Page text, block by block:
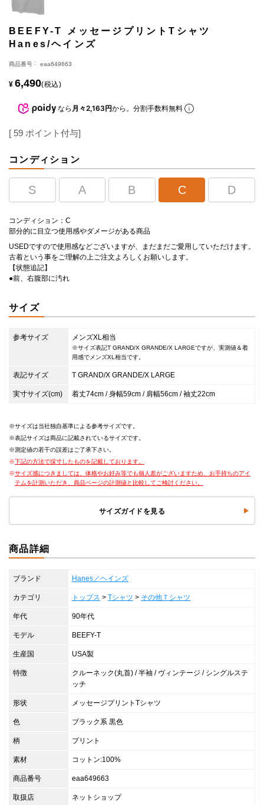
BEEFY-T メッセージプリントTシャツ
Hanes/ヘインズ
商品番号 eaa649663
¥ 6,490 税込
なら 月々2,163円から。分割手数料無料
[ 59 ポイント付与]
コンディション
S A B C D
コンディション：C
部分的に目立つ使用感やダメージがある商品
USEDですので使用感などございますが、まだまだご愛用していただけます。
古着という事をご理解の上ご注文よろしくお願いします。
【状態追記】
●前、右腹部に汚れ
サイズ
参考サイズ メンズXL相当
※サイズ表記T GRAND/X GRANDE/X LARGEですが、実測値＆着
用感でメンズXL相当です。
表記サイズ T GRAND/X GRANDE/X LARGE
実寸サイズ(cm) 着丈74cm / 身幅59cm / 肩幅56cm / 袖丈22cm
サイズは当社独自基準による参考サイズです。
表記サイズは商品に記載されているサイズです。
測定値の若干の誤差はご了承下さい。
下記の方法で採寸したものを記載しております。
サイズ感につきましては、体格やお好み等でも個人差がございますため、お手持ちのアイ
テムを計測いただき、商品ページの計測値と比較してご検討ください。
サイズガイドを見る
商品詳細
ブランド Hanes／ヘインズ
カテゴリ トップス > Tシャツ > その他Ｔシャツ
年代 90年代
モデル BEEFY-T
生産国 USA製
特徴
クルーネック(丸首) / 半袖 / ヴィンテージ / シングルステ
ッチ
形状 メッセージプリントTシャツ
色 ブラック系 黒色
柄 プリント
素材 コットン:100%
商品番号 eaa649663
取扱店 ネットショップ